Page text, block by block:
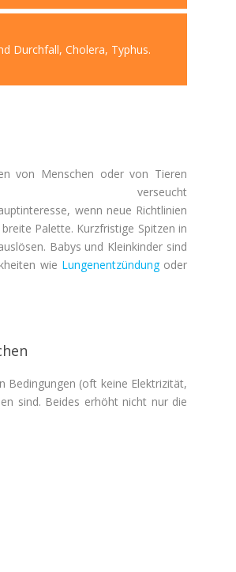
Durchfall, Cholera, Typhus.
von Menschen oder von Tieren
interesse, wenn neue Richtlinien
breite Palette. Kurzfristige Spitzen in
. Babys und Kleinkinder sind
wie Lungenentzündungoder
Bedingungen (oft keine Elektrizität,
sind. Beides erhöht nicht nur die